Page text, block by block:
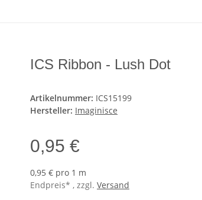
ICS Ribbon - Lush Dot
Artikelnummer: ICS15199
Hersteller: Imaginisce
0,95 €
0,95 € pro 1 m
Endpreis* , zzgl. Versand